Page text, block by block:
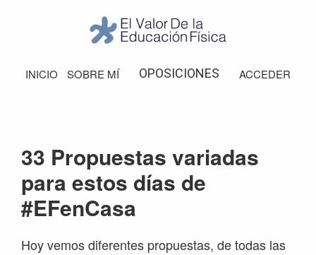
navegación
principal
barra
Valor
de
INICIO SOBRE MÍ OPOSICIONES ACCEDER
33 Propuestas variadas
para estos días de
#EFenCasa
Hoy vemos diferentes propuestas, de todas las